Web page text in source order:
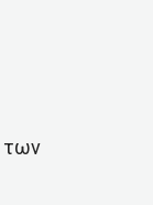
των